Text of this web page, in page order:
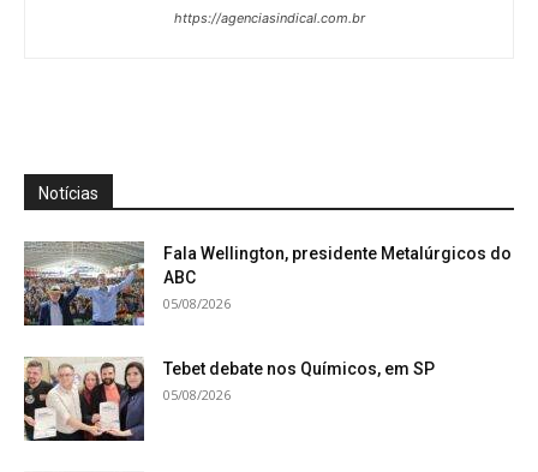
https://agenciasindical.com.br
Notícias
Fala Wellington, presidente Metalúrgicos do
ABC
05/08/2026
Tebet debate nos Químicos, em SP
05/08/2026